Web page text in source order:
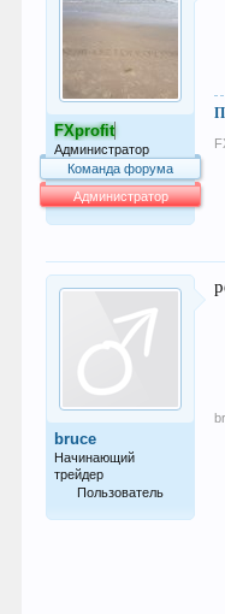
FXprofit
Администратор
Команда форума
Администратор
bruce
Начинающий
трейдер
Пользователь